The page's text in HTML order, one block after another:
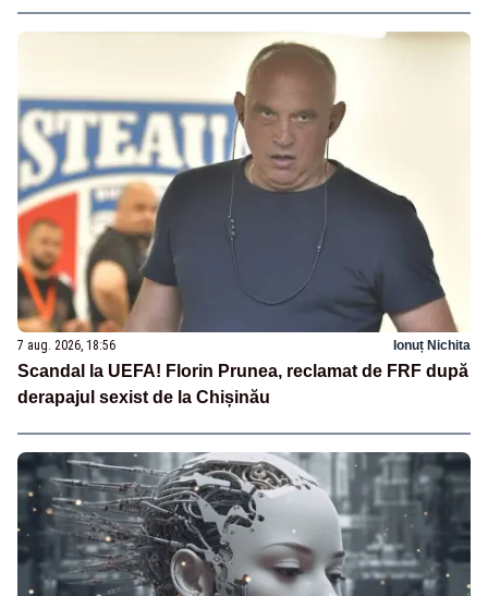
7 aug. 2026, 18:56 Ionuț Nichita
Scandal la UEFA! Florin Prunea, reclamat de FRF după
derapajul sexist de la Chișinău